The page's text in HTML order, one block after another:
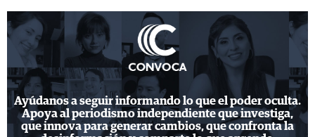
Ayúdanos a seguir informando lo que el poder oculta.
Apoya al periodismo independiente que investiga,
que innova para generar cambios, que confronta la